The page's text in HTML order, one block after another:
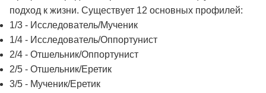
подход к жизни. Существует 12 основных профилей:
1/3 - Исследователь/Мученик
1/4 - Исследователь/Оппортунист
2/4 - Отшельник/Оппортунист
2/5 - Отшельник/Еретик
3/5 - Мученик/Еретик